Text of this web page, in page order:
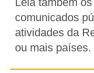
comunicados
atividades da
ou mais países.